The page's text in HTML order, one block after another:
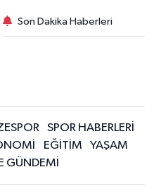
Son Dakika Haberleri
SPOR HABERLERİ
EĞİTİM
YAŞAM
GÜNDEMİ